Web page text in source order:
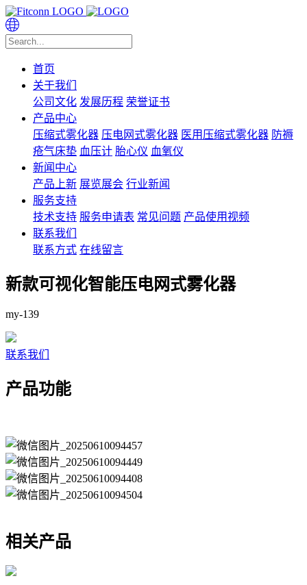
首页
关于我们
公司文化 发展历程 荣誉证书
产品中心
压缩式雾化器 压电网式雾化器 医用压缩式雾化器 防褥
疮气床垫 血压计 胎心仪 血氧仪
新闻中心
产品上新 展览展会 行业新闻
服务支持
技术支持 服务申请表 常见问题 产品使用视频
联系我们
联系方式 在线留言
新款可视化智能压电网式雾化器
my-139
联系我们
产品功能
相关产品